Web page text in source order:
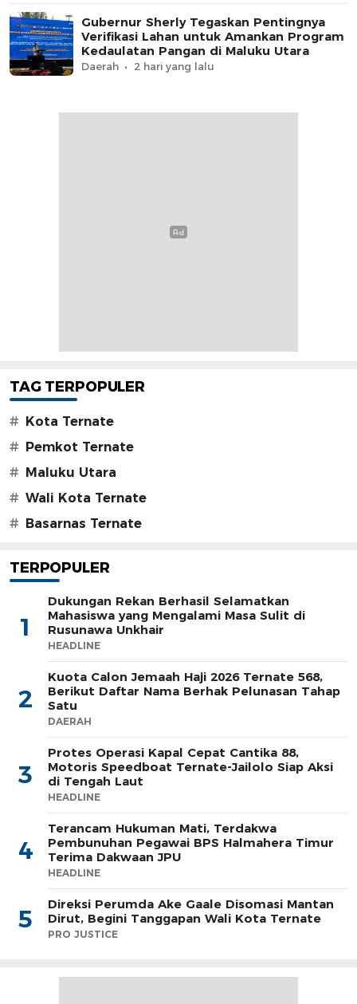
Gubernur Sherly Tegaskan Pentingnya
Verifikasi Lahan untuk Amankan Program
Kedaulatan Pangan di Maluku Utara
Daerah 2 hari yang lalu
TAG TERPOPULER
# Kota Ternate
# Pemkot Ternate
# Maluku Utara
# Wali Kota Ternate
# Basarnas Ternate
TERPOPULER
1
Dukungan Rekan Berhasil Selamatkan
Mahasiswa yang Mengalami Masa Sulit di
Rusunawa Unkhair
HEADLINE
2
Kuota Calon Jemaah Haji 2026 Ternate 568,
Berikut Daftar Nama Berhak Pelunasan Tahap
Satu
DAERAH
3
Protes Operasi Kapal Cepat Cantika 88,
Motoris Speedboat Ternate-Jailolo Siap Aksi
di Tengah Laut
HEADLINE
4
Terancam Hukuman Mati, Terdakwa
Pembunuhan Pegawai BPS Halmahera Timur
Terima Dakwaan JPU
HEADLINE
5
Direksi Perumda Ake Gaale Disomasi Mantan
Dirut, Begini Tanggapan Wali Kota Ternate
PRO JUSTICE